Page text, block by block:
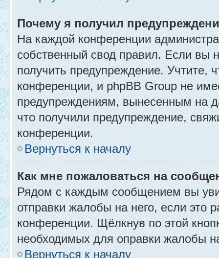
Почему я получил
На каждой конференции
собственный свод правил. Если вы
получить предупреждение. Учтите,
конференции, и phpBB Group не
предупреждениям, вынесенным на
что получили предупреждение,
конференции.
Вернуться к началу
Как мне пожаловаться на
Рядом с каждым сообщением вы
отправки жалобы на него, если это
конференции. Щёлкнув по этой
необходимых для оправки жалобы
Вернуться к началу